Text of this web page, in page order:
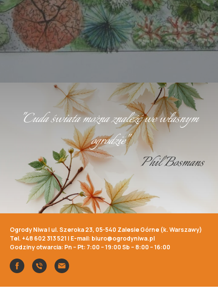
"Cuda świata można znaleźć we własnym
ogrodzie"
Phil Bosmans
Ogrody Niwa | ul. Szeroka 23, 05-540 Zalesie Górne (k. Warszawy)
Tel. +48 602 313 521 | E-mail: biuro@ogrodyniwa.pl
Godziny otwarcia: Pn – Pt: 7:00 – 19:00 Sb – 8:00 – 16:00